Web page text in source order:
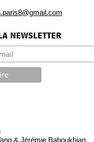
newsletter
& Jérémie Baboukhian